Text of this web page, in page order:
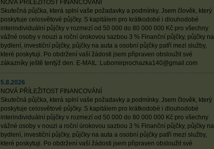
NOVÁ PŘÍLEŽITOST FINANCOVÁNÍ
Skutečná půjčka, která splní vaše požadavky a podmínky. Jsem člověk, který
poskytuje celosvětové půjčky. S kapitálem pro krátkodobé i dlouhodobé
interindividuální půjčky v rozmezí od 50 000 do 80 000 000 Kč pro všechny
vážné osoby v nouzi a roční úrokovou sazbou 3 % Finanční půjčky, půjčky na
bydlení, investiční půjčky, půjčky na auta a osobní půjčky patří mezi služby,
které poskytuji. Po obdržení vaší žádosti jsem připraven obsloužit své
zákazníky ještě tentýž den. E-MAIL: Lubomirprochazka140@gmail.com
5.8.2026
NOVÁ PŘÍLEŽITOST FINANCOVÁNÍ
Skutečná půjčka, která splní vaše požadavky a podmínky. Jsem člověk, který
poskytuje celosvětové půjčky. S kapitálem pro krátkodobé i dlouhodobé
interindividuální půjčky v rozmezí od 50 000 do 80 000 000 Kč pro všechny
vážné osoby v nouzi a roční úrokovou sazbou 3 % Finanční půjčky, půjčky na
bydlení, investiční půjčky, půjčky na auta a osobní půjčky patří mezi služby,
které poskytuji. Po obdržení vaší žádosti jsem připraven obsloužit své